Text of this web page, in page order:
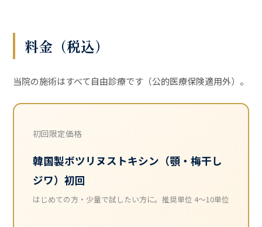
料金（税込）
当院の施術はすべて自由診療です（公的医療保険適用外）。
初回限定価格
韓国製ボツリヌストキシン（顎・梅干し
ジワ）初回
はじめての方・少量で試したい方に。推奨単位 4〜10単位